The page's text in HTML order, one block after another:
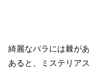
綺麗なバラには棘が
あると、ミステリア